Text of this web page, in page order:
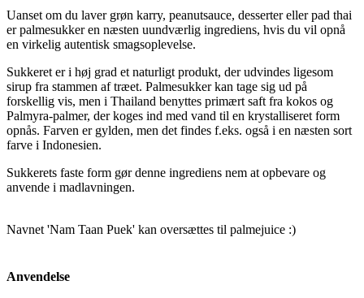
Uanset om du laver grøn karry, peanutsauce, desserter eller pad thai
er palmesukker en næsten uundværlig ingrediens, hvis du vil opnå
en virkelig autentisk smagsoplevelse.
Sukkeret er i høj grad et naturligt produkt, der udvindes ligesom
sirup fra stammen af træet. Palmesukker kan tage sig ud på
forskellig vis, men i Thailand benyttes primært saft fra kokos og
Palmyra-palmer, der koges ind med vand til en krystalliseret form
opnås. Farven er gylden, men det findes f.eks. også i en næsten sort
farve i Indonesien.
Sukkerets faste form gør denne ingrediens nem at opbevare og
anvende i madlavningen.
Navnet 'Nam Taan Puek' kan oversættes til palmejuice :)
Anvendelse